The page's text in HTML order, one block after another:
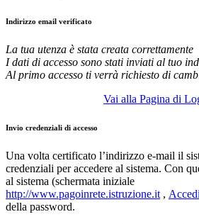
Indirizzo email verificato
La tua utenza è stata creata correttamente
I dati di accesso sono stati inviati al tuo
Al primo accesso ti verrà richiesto di
Vai alla Pagina di
Invio credenziali di accesso
Una volta certificato l’indirizzo e-mail il
credenziali per accedere al sistema. Con
al sistema (schermata iniziale
http://www.pagoinrete.istruzione.it , Accedi
della password.